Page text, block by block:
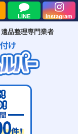
品整理専門業者
LINE Instagram